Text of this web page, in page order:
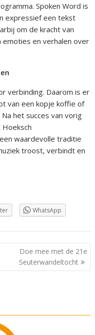
Spoken Word is
expressief een tekst
om de kracht van
en verhalen over
verbinding. Daarom is er
van een kopje koffie of
het succes van vorig
waardevolle traditie
troost, verbindt en
WhatsApp
Doe mee met de 21e
Seuterwandeltocht